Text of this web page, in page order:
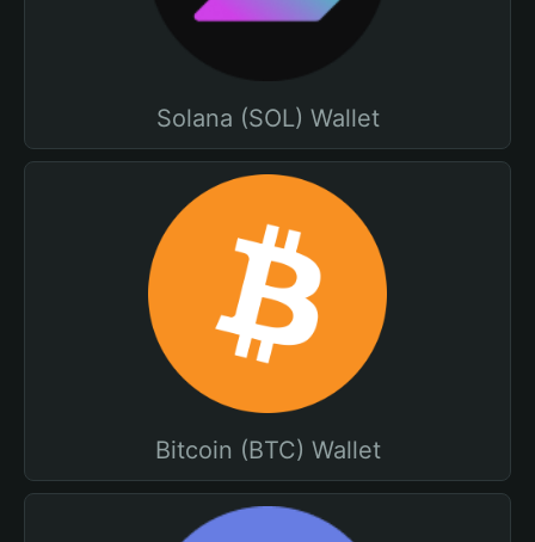
Solana (SOL) Wallet
Bitcoin (BTC) Wallet